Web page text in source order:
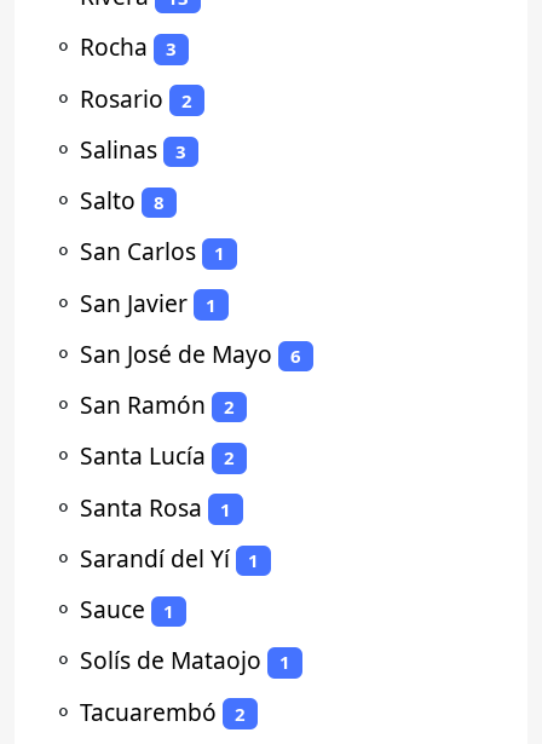
⚬ Rocha 3
⚬ Rosario 2
⚬ Salinas 3
⚬ Salto 8
⚬ San Carlos 1
⚬ San Javier 1
⚬ San José de Mayo 6
⚬ San Ramón 2
⚬ Santa Lucía 2
⚬ Santa Rosa 1
⚬ Sarandí del Yí 1
⚬ Sauce 1
⚬ Solís de Mataojo 1
⚬ Tacuarembó 2